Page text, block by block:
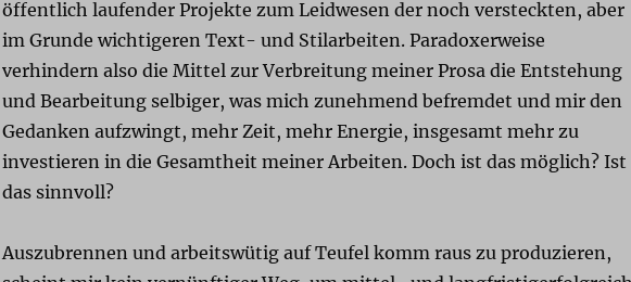
öffentlich laufender Projekte zum Leidwesen der noch versteckten, aber
im Grunde wichtigeren Text- und Stilarbeiten. Paradoxerweise
verhindern also die Mittel zur Verbreitung meiner Prosa die Entstehung
und Bearbeitung selbiger, was mich zunehmend befremdet und mir den
Gedanken aufzwingt, mehr Zeit, mehr Energie, insgesamt mehr zu
investieren in die Gesamtheit meiner Arbeiten. Doch ist das möglich? Ist
das sinnvoll?
Auszubrennen und arbeitswütig auf Teufel komm raus zu produzieren,